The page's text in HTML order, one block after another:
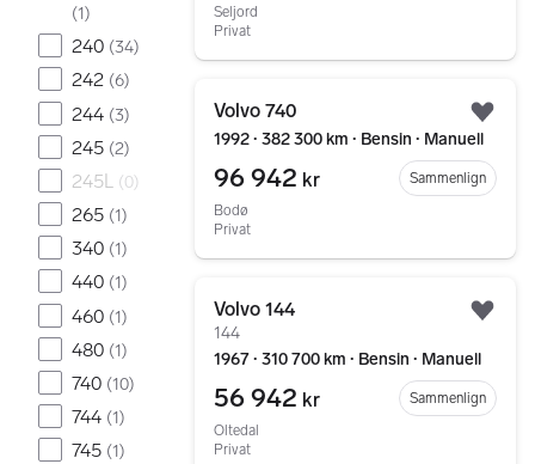
(1)
240 (34)
242 (6)
244 (3)
245 (2)
245L (0)
265 (1)
340 (1)
440 (1)
460 (1)
480 (1)
740 (10)
744 (1)
745 (1)
Seljord
Privat
Volvo 740
1992 ∙ 382 300 km ∙ Bensin ∙ Manuell
96 942 kr
Sammenlign
Bodø
Privat
Volvo 144
144
1967 ∙ 310 700 km ∙ Bensin ∙ Manuell
56 942 kr
Sammenlign
Oltedal
Privat